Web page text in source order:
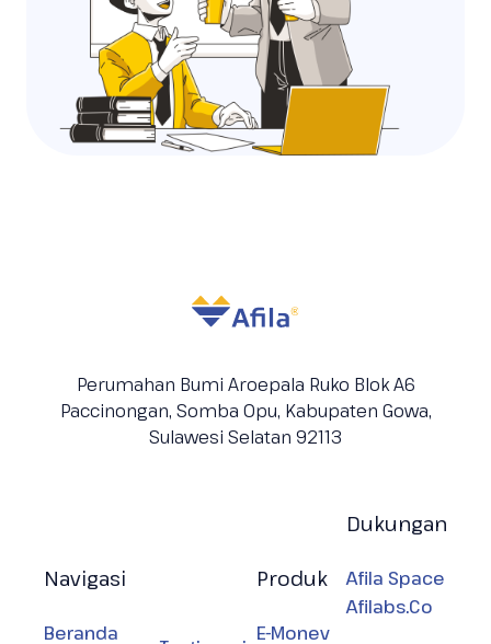
Perumahan Bumi Aroepala Ruko Blok A6
Paccinongan, Somba Opu, Kabupaten Gowa,
Sulawesi Selatan 92113
Navigasi
Beranda
Produk
E-Monev
Dukungan
Afila Space
Afilabs.Co